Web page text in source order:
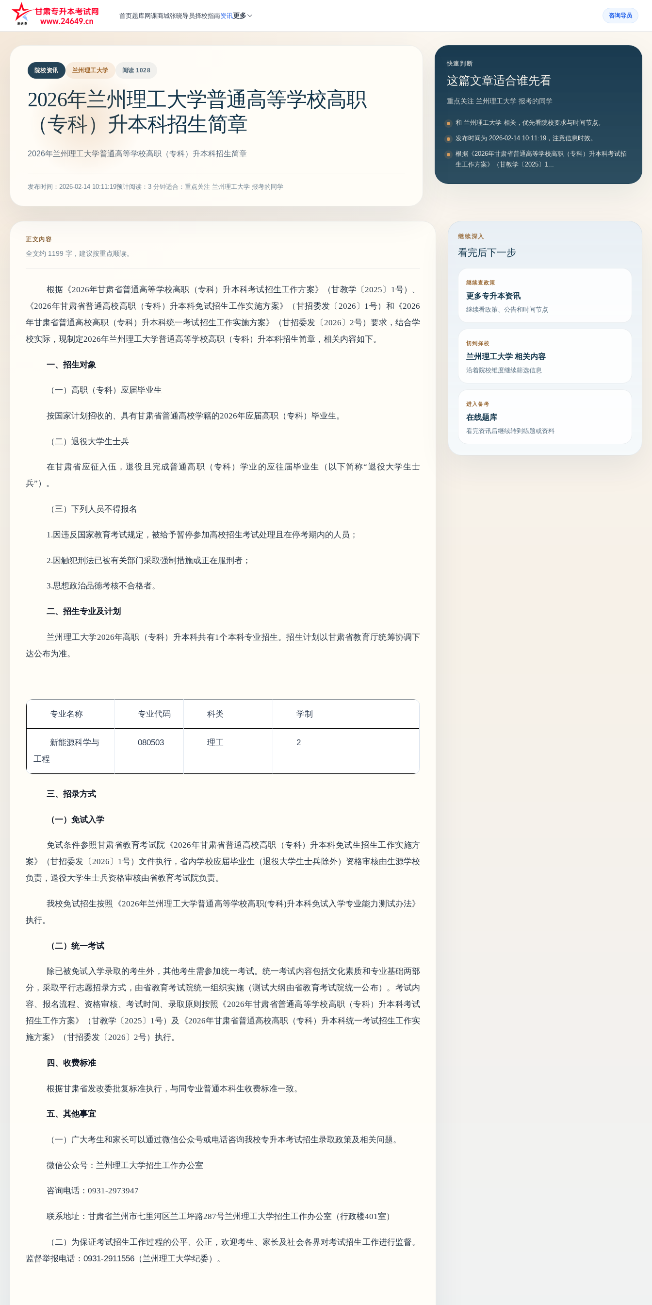
首页题库网课商城张晓导员择校指南资讯更多 咨询导员
院校资讯 兰州理工大学 阅读 1028
2026年兰州理工大学普通高等学校高职
（专科）升本科招生简章
2026年兰州理工大学普通高等学校高职（专科）升本科招生简章
发布时间：2026-02-14 10:11:19预计阅读：3 分钟适合：重点关注 兰州理工大学 报考的同学
快速判断
这篇文章适合谁先看
重点关注 兰州理工大学 报考的同学
和 兰州理工大学 相关，优先看院校要求与时间节点。
发布时间为 2026-02-14 10:11:19，注意信息时效。
根据《2026年甘肃省普通高等学校高职（专科）升本科考试招
生工作方案》（甘教学〔2025〕1...
正文内容
全文约 1199 字，建议按重点顺读。
根据《2026年甘肃省普通高等学校高职（专科）升本科考试招生工作方案》（甘教学〔2025〕1号）、
《2026年甘肃省普通高校高职（专科）升本科免试招生工作实施方案》（甘招委发〔2026〕1号）和《2026
年甘肃省普通高校高职（专科）升本科统一考试招生工作实施方案》（甘招委发〔2026〕2号）要求，结合学
校实际，现制定2026年兰州理工大学普通高等学校高职（专科）升本科招生简章，相关内容如下。
一、招生对象
（一）高职（专科）应届毕业生
按国家计划招收的、具有甘肃省普通高校学籍的2026年应届高职（专科）毕业生。
（二）退役大学生士兵
在甘肃省应征入伍，退役且完成普通高职（专科）学业的应往届毕业生（以下简称“退役大学生士
兵”）。
（三）下列人员不得报名
1.因违反国家教育考试规定，被给予暂停参加高校招生考试处理且在停考期内的人员；
2.因触犯刑法已被有关部门采取强制措施或正在服刑者；
3.思想政治品德考核不合格者。
二、招生专业及计划
兰州理工大学2026年高职（专科）升本科共有1个本科专业招生。招生计划以甘肃省教育厅统筹协调下
达公布为准。
专业名称 专业代码 科类 学制
新能源科学与
工程
080503 理工 2
三、招录方式
（一）免试入学
免试条件参照甘肃省教育考试院《2026年甘肃省普通高校高职（专科）升本科免试生招生工作实施方
案》（甘招委发〔2026〕1号）文件执行，省内学校应届毕业生（退役大学生士兵除外）资格审核由生源学校
负责，退役大学生士兵资格审核由省教育考试院负责。
我校免试招生按照《2026年兰州理工大学普通高等学校高职(专科)升本科免试入学专业能力测试办法》
执行。
（二）统一考试
除已被免试入学录取的考生外，其他考生需参加统一考试。统一考试内容包括文化素质和专业基础两部
分，采取平行志愿招录方式，由省教育考试院统一组织实施（测试大纲由省教育考试院统一公布）。考试内
容、报名流程、资格审核、考试时间、录取原则按照《2026年甘肃省普通高等学校高职（专科）升本科考试
招生工作方案》（甘教学〔2025〕1号）及《2026年甘肃省普通高校高职（专科）升本科统一考试招生工作实
施方案》（甘招委发〔2026〕2号）执行。
四、收费标准
根据甘肃省发改委批复标准执行，与同专业普通本科生收费标准一致。
五、其他事宜
（一）广大考生和家长可以通过微信公众号或电话咨询我校专升本考试招生录取政策及相关问题。
微信公众号：兰州理工大学招生工作办公室
咨询电话：0931-2973947
联系地址：甘肃省兰州市七里河区兰工坪路287号兰州理工大学招生工作办公室（行政楼401室）
（二）为保证考试招生工作过程的公平、公正，欢迎考生、家长及社会各界对考试招生工作进行监督。
监督举报电话：0931-2911556（兰州理工大学纪委）。
继续深入
看完后下一步
继续查政策
更多专升本资讯
继续看政策、公告和时间节点
切到择校
兰州理工大学 相关内容
沿着院校维度继续筛选信息
进入备考
在线题库
看完资讯后继续转到练题或资料